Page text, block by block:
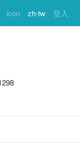
icon zh-tw 登入